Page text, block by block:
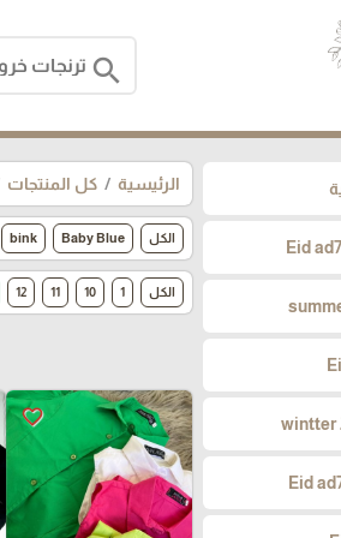
search
Eid
Eid
الرئيسية كل المنتجات
الكل Baby Blue
bink
الكل 1
10
11
12
favorite_border